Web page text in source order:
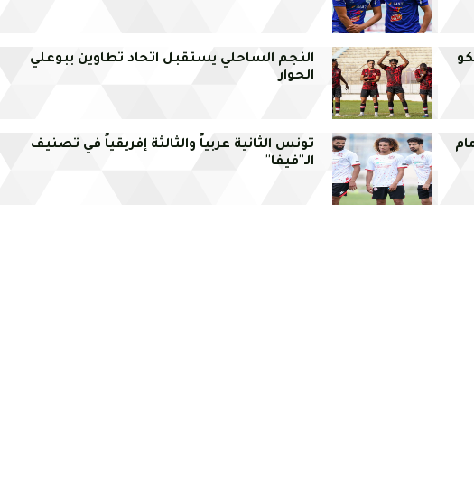
النجم الساحلي يستقبل اتحاد تطاوين ببوعلي
الحوار
تونس الثانية عربياً والثالثة إفريقياً في تصنيف
الـ''فيفا''